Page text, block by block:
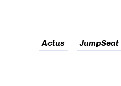
Actus JumpSeat